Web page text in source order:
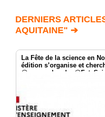
DERNIERS
AQUITAINE" ➔
La Fête de la science en
édition s’organise et
@sup_recherche